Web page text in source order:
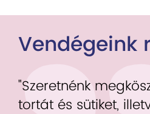
Vendégeink
"Szeretnénk
tortát és sütiket,